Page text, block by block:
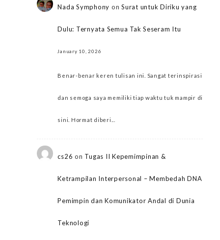
Nada Symphony on Surat untuk Diriku yang
Dulu: Ternyata Semua Tak Seseram Itu
January 10, 2026
Benar-benar keren tulisan ini. Sangat terinspirasi
dan semoga saya memiliki tiap waktu tuk mampir di
sini. Hormat diberi...
cs26 on Tugas II Kepemimpinan &
Ketrampilan Interpersonal – Membedah DNA
Pemimpin dan Komunikator Andal di Dunia
Teknologi